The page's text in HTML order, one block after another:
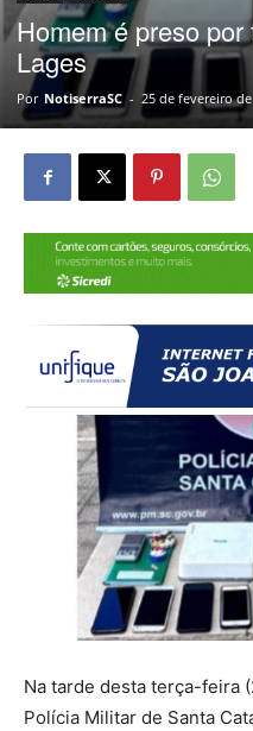
Homem é preso
Lages
Por NotiserraSC - 25 de fevereiro
Na tarde desta terça-feira
Polícia Militar de Santa